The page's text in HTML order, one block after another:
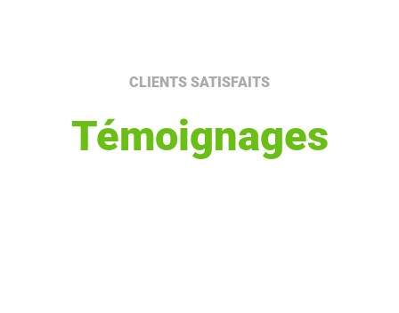
CLIENTS SATISFAITS
Témoignages